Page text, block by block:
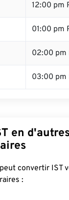
12:00 pm
01:00 pm
02:00 pm
03:00 pm
en
convertir IST
: